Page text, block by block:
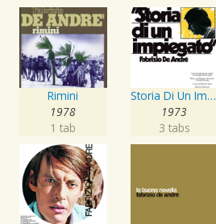
Rimini
1978
1 tab
Storia Di Un Impiegato
1973
3 tabs